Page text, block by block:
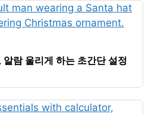
람 울리게 하는 초간단 설정